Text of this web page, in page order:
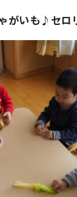
がいも♪セロ